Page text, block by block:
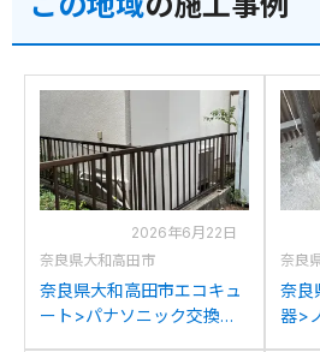
2026年6月22日
奈良県大和高田市
奈良県大和高田市エコキュ
ート>パナソニック交換工
奈良
奈良
器>